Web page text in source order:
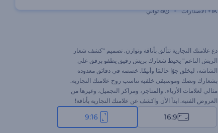
1K+ الاصدارات 8 ثواني
دع علامتك التجارية تتألق بأناقة وتوازن. تصميم "كشف شعار
الريش الناعم" يحيط شعارك بريش رقيق يطفو برفق على
الشاشة، ليخلق جوًا حالمًا وأنيقًا. خصصه في دقائق معدودة
بشعارك ونصك وموسيقى خلفية تناسب روح علامتك التجارية.
مثالي لعلامات الأزياء، والمتاجر، ومراكز التجميل، وغيرها من
العروض الفنية. ابدأ الآن واكشف عن علامتك التجارية بأناقة!
16:9
9:16